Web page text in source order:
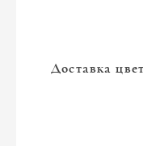
Доставка